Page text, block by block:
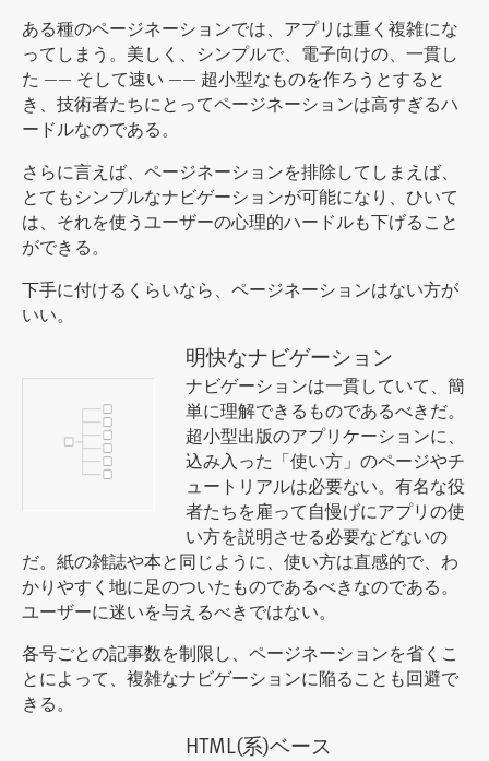
ある種のページネーションでは、アプリは重く複雑にな
ってしまう。美しく、シンプルで、電子向けの、一貫し
た —— そして速い —— 超小型なものを作ろうとすると
き、技術者たちにとってページネーションは高すぎるハ
ードルなのである。
さらに言えば、ページネーションを排除してしまえば、
とてもシンプルなナビゲーションが可能になり、ひいて
は、それを使うユーザーの心理的ハードルも下げること
ができる。
下手に付けるくらいなら、ページネーションはない方が
いい。
明快なナビゲーション
ナビゲーションは一貫していて、簡
単に理解できるものであるべきだ。
超小型出版のアプリケーションに、
込み入った「使い方」のページやチ
ュートリアルは必要ない。有名な役
者たちを雇って自慢げにアプリの使
い方を説明させる必要などないの
だ。紙の雑誌や本と同じように、使い方は直感的で、わ
かりやすく地に足のついたものであるべきなのである。
ユーザーに迷いを与えるべきではない。
各号ごとの記事数を制限し、ページネーションを省くこ
とによって、複雑なナビゲーションに陥ることも回避で
きる。
HTML(系)ベース